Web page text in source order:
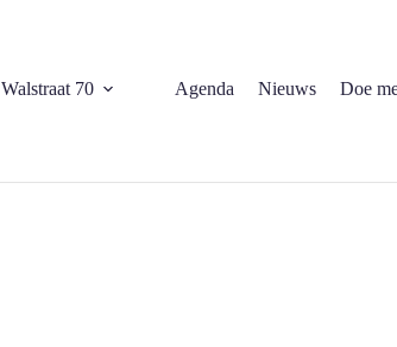
Walstraat 70 Agenda Nieuws Doe